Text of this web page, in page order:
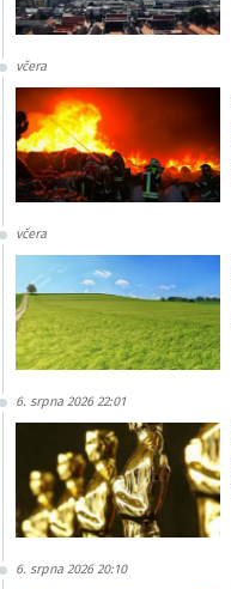
včera
včera
6. srpna 2026 22:01
6. srpna 2026 20:10